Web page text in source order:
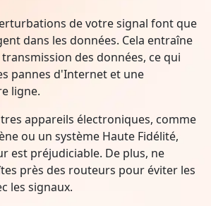
de votre signal font que
dans les données. Cela entraîne
des données, ce qui
pannes d'Internet et une
ligne.
appareils électroniques, comme
ou un système Haute Fidélité,
est préjudiciable. De plus, ne
près des routeurs pour éviter les
les signaux.